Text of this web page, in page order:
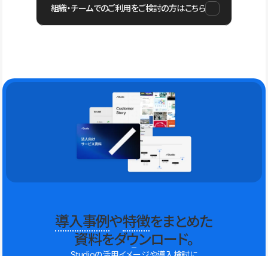
組織・チームでのご利用をご検討の方はこちら
導入事例や特徴をまとめた
資料をダウンロード。